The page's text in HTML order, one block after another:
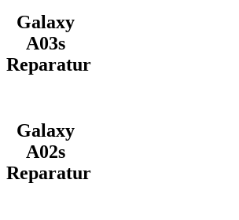
Galaxy
A03s
Reparatur
Galaxy
A02s
Reparatur